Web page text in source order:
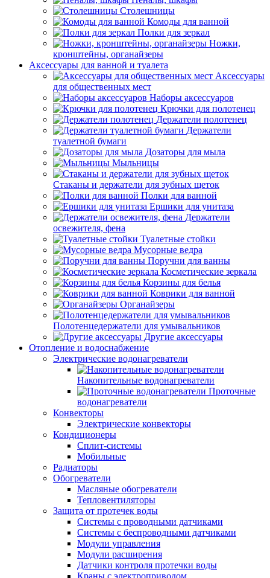
Столешницы
Комоды для ванной
Полки для зеркал
Ножки,
кронштейны, органайзеры
Аксессуары для ванной и туалета
Аксессуары
для общественных мест
Наборы аксессуаров
Крючки для полотенец
Держатели полотенец
Держатели
туалетной бумаги
Дозаторы для мыла
Мыльницы
Стаканы и держатели для зубных щеток
Полки для ванной
Ершики для унитаза
Держатели
освежителя, фена
Туалетные стойки
Мусорные ведра
Поручни для ванны
Косметические зеркала
Корзины для белья
Коврики для ванной
Органайзеры
Полотенцедержатели для умывальников
Другие аксессуары
Отопление и водоснабжение
Электрические водонагреватели
Накопительные водонагреватели
Проточные
водонагреватели
Конвекторы
Электрические конвекторы
Кондиционеры
Сплит-системы
Мобильные
Радиаторы
Обогреватели
Масляные обогреватели
Тепловентиляторы
Защита от протечек воды
Системы с проводными датчиками
Системы с беспроводными датчиками
Модули управления
Модули расширения
Датчики контроля протечки воды
Краны с электроприводом